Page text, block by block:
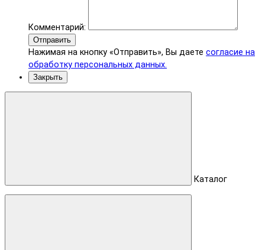
Комментарий:
Отправить
Нажимая на кнопку «Отправить», Вы даете согласие на
обработку персональных данных.
Закрыть
Каталог